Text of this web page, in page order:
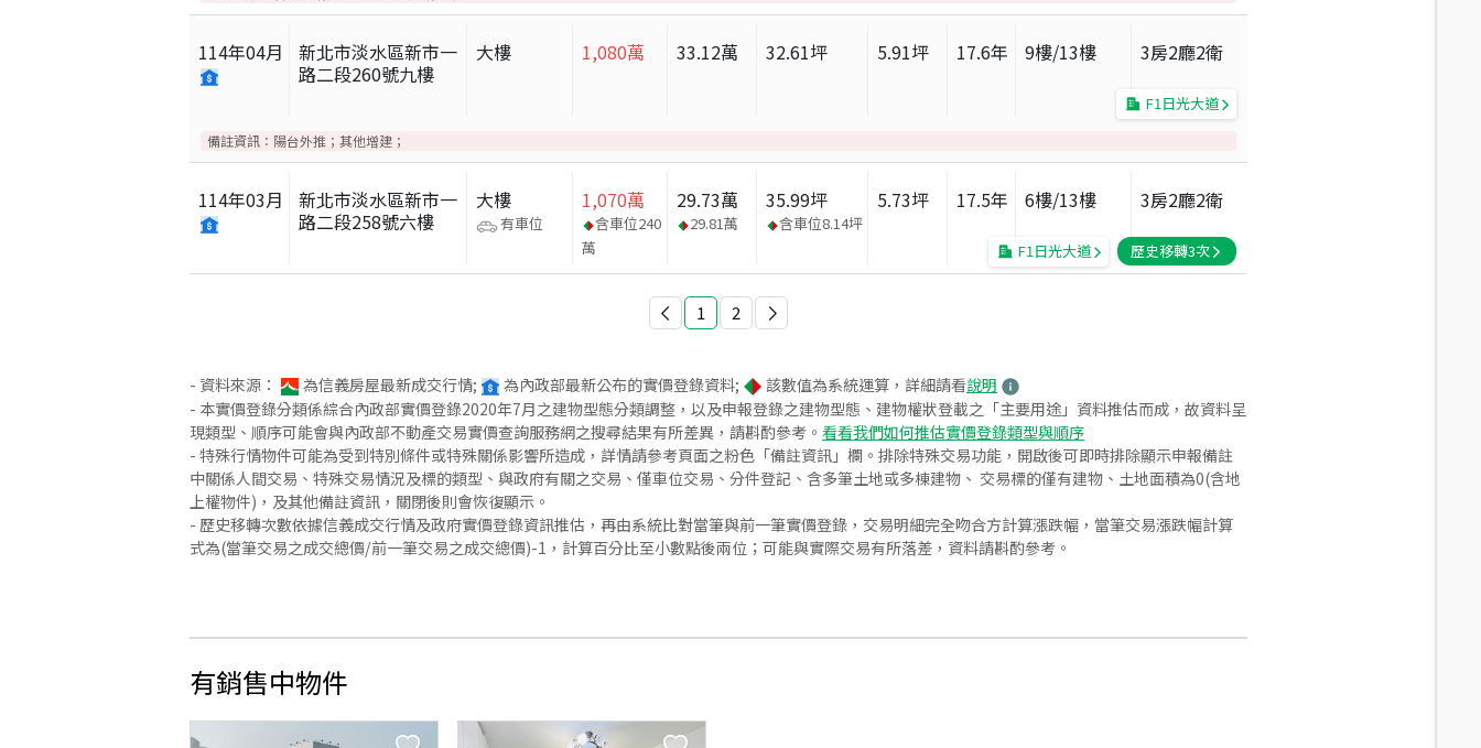
114年04月
新北市淡水區新市一
路二段260號九樓
大樓 1,080萬 33.12萬 32.61坪 5.91坪 17.6年 9樓/13樓 3房2廳2衛
F1日光大道
備註資訊： 陽台外推；其他增建；
114年03月
新北市淡水區新市一
路二段258號六樓
大樓
有車位
1,070萬
含車位240
萬
29.73萬
29.81萬
35.99坪
含車位8.14坪
5.73坪 17.5年 6樓/13樓 3房2廳2衛
F1日光大道 歷史移轉3次
1 2
- 資料來源： 為信義房屋最新成交行情; 為內政部最新公布的實價登錄資料; 該數值為系統運算，詳細請看說明
- 本實價登錄分類係綜合內政部實價登錄2020年7月之建物型態分類調整，以及申報登錄之建物型態、建物權狀登載之「主要用途」資料推估而成，故資料呈
現類型、順序可能會與內政部不動產交易實價查詢服務網之搜尋結果有所差異，請斟酌參考。 看看我們如何推估實價登錄類型與順序
- 特殊行情物件可能為受到特別條件或特殊關係影響所造成，詳情請參考頁面之粉色「備註資訊」欄。排除特殊交易功能，開啟後可即時排除顯示申報備註
中關係人間交易、特殊交易情況及標的類型、與政府有關之交易、僅車位交易、分件登記、含多筆土地或多棟建物、 交易標的僅有建物、土地面積為0(含地
上權物件)，及其他備註資訊，關閉後則會恢復顯示。
- 歷史移轉次數依據信義成交行情及政府實價登錄資訊推估，再由系統比對當筆與前一筆實價登錄，交易明細完全吻合方計算漲跌幅，當筆交易漲跌幅計算
式為(當筆交易之成交總價/前一筆交易之成交總價)-1，計算百分比至小數點後兩位；可能與實際交易有所落差，資料請斟酌參考。
有銷售中物件